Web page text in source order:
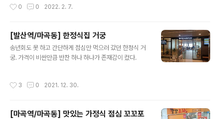
번 가봤는데 제육과 김치찌개는 꽤 맛있었다.그래서 다음
0 0 2022. 2. 7.
[발산역/마곡동] 한정식집 거궁
송년회도 못 하고 간단하게 점심만 먹으러 갔던 한정식 거
궁. 가격이 비싼만큼 반찬 하나 하나가 존재감이 컸다.
3 0 2021. 12. 30.
[마곡역/마곡동] 맛있는 가정식 점심 꼬꼬포